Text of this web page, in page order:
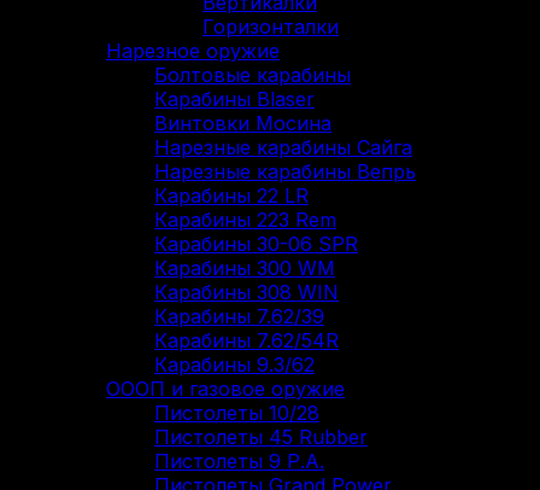
Горизонталки
Нарезное оружие
Болтовые карабины
Карабины Blaser
Винтовки Мосина
Нарезные карабины Сайга
Нарезные карабины Вепрь
Карабины 22 LR
Карабины 223 Rem
Карабины 30-06 SPR
Карабины 300 WM
Карабины 308 WIN
Карабины 7.62/39
Карабины 7.62/54R
Карабины 9.3/62
ОООП и газовое оружие
Пистолеты 10/28
Пистолеты 45 Rubber
Пистолеты 9 Р.А.
Пистолеты Grand Power